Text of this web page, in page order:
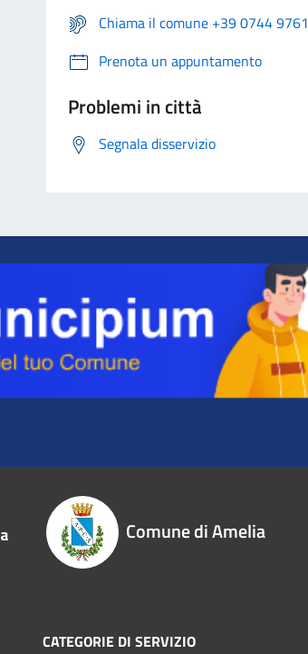
Chiama il comune +39 0744 9761
Prenota un appuntamento
Problemi in città
Segnala disservizio
Comune di Amelia
CATEGORIE DI SERVIZIO